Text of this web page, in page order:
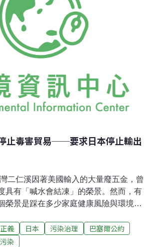
物輸出入自由化，不但便利了有害廢棄
讓許多偽稱「回收物資」的有害廢棄
從日本輸出到貧窮國家。 這項抗議名為
垃圾殖民地，停止毒物貿易！」（Asia
Colony! Stop Toxic Trade!）行動發
止毒害貿易──要求日本停止輸出
二仁溪因著美國輸入的大量廢五金，曾
具有「喊水會結凍」的榮景。然而，有
榮景是踩在多少家庭健康風險與環境不
緊鄰著二仁溪且每年平均燒出4,000噸
五金專業區，還在二仁溪口引發綠牡犡
義 日本 污染治理
巴塞爾公約
染